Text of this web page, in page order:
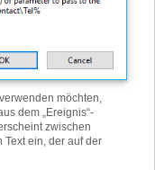
möchten,
dem „Ereignis“-
zwischen
Text ein, der auf der